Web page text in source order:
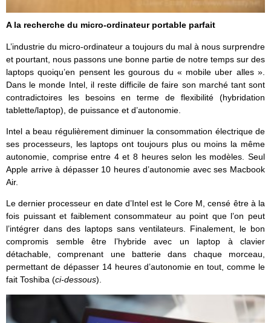
A la recherche du micro-ordinateur portable parfait
L’industrie du micro-ordinateur a toujours du mal à nous surprendre
et pourtant, nous passons une bonne partie de notre temps sur des
laptops quoiqu’en pensent les gourous du « mobile uber alles ».
Dans le monde Intel, il reste difficile de faire son marché tant sont
contradictoires les besoins en terme de flexibilité (hybridation
tablette/laptop), de puissance et d’autonomie.
Intel a beau régulièrement diminuer la consommation électrique de
ses processeurs, les laptops ont toujours plus ou moins la même
autonomie, comprise entre 4 et 8 heures selon les modèles. Seul
Apple arrive à dépasser 10 heures d’autonomie avec ses Macbook
Air.
Le dernier processeur en date d’Intel est le Core M, censé être à la
fois puissant et faiblement consommateur au point que l’on peut
l’intégrer dans des laptops sans ventilateurs. Finalement, le bon
compromis semble être l’hybride avec un laptop à clavier
détachable, comprenant une batterie dans chaque morceau,
permettant de dépasser 14 heures d’autonomie en tout, comme le
fait Toshiba (ci-dessous).